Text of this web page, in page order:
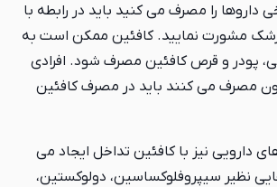
داروها را مصرف می کنید باید در رابطه با
مشورت نمایید. کافئین ممکن است به
پودر و قرص کافئین مصرف شود. افرادی
مصرف می کنند باید در مصرف کافئین
دارویی نیز با کافئین تداخل ایجاد می
نظیر سیپروفلوکساسین، دولوکستین،